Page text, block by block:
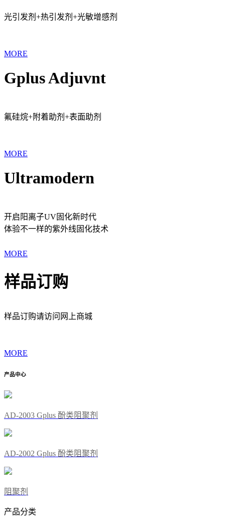
光引发剂+热引发剂+光敏增感剂
MORE
Gplus Adjuvnt
氟硅烷+附着助剂+表面助剂
MORE
Ultramodern
开启阳离子UV固化新时代
体验不一样的紫外线固化技术
MORE
样品订购
样品订购请访问网上商城
MORE
产品中心
AD-2003 Gplus 酚类阻聚剂
AD-2002 Gplus 酚类阻聚剂
阻聚剂
产品分类